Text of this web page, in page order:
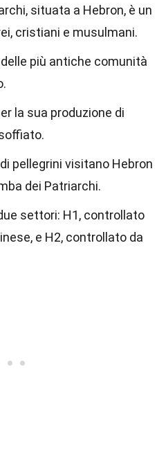
situata a Hebron, è un
cristiani e musulmani.
più antiche comunità
la sua produzione di
pellegrini visitano Hebron
dei Patriarchi.
settori: H1, controllato
e H2, controllato da